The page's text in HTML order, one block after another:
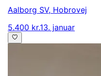
Aalborg SV, Hobrovej
5.400 kr.13. januar